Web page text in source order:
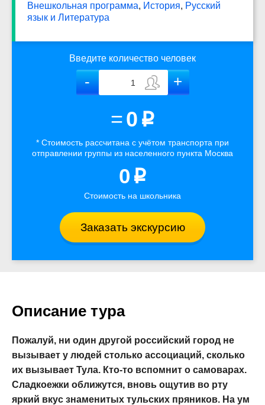
Внешкольная программа, История, Русский
язык и Литература
Введите количество человек
=0 p
* Стоимость рассчитана с учётом транспорта при
отправлении группы из населенного пункта Москва
0 p
Стоимость на школьника
Заказать экскурсию
Описание тура
Пожалуй, ни один другой российский город не
вызывает у людей столько ассоциаций, сколько
их вызывает Тула. Кто-то вспомнит о самоварах.
Сладкоежки оближутся, вновь ощутив во рту
яркий вкус знаменитых тульских пряников. На ум